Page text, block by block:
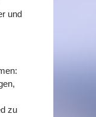
und
zu